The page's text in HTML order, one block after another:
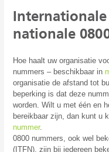
nationale
Hoe haalt uw organisatie
nummers – beschikbaar in
organisatie de afstand tot
beperking is dat deze
worden. Wilt u met één en
bereikbaar zijn, dan kunt u
nummer.
0800 nummers, ook wel
(ITFN), zijn bij iedereen